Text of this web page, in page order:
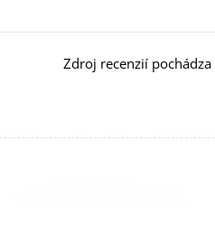
Zdroj recenzií